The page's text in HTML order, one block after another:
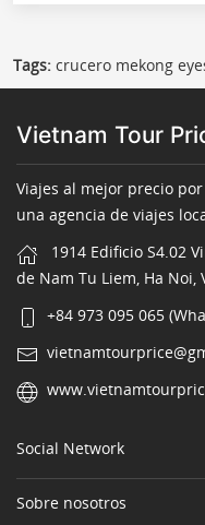
Tags: crucero mekong
Vietnam Tour
Viajes al mejor precio
una agencia de viajes
1914 Edificio S4.02
de Nam Tu Liem, Ha Noi,
+84 973 095 065
Social Network
Sobre nosotros